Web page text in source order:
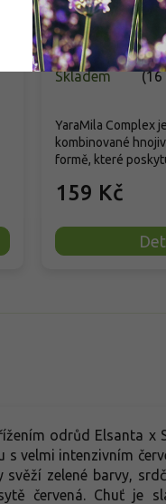
Skladem (16
159 Kč
YaraMila Complex
kombinované
formě, které
odrůd Elsanta x
velmi intenzivním
zelené barvy,
červená. Chuť je